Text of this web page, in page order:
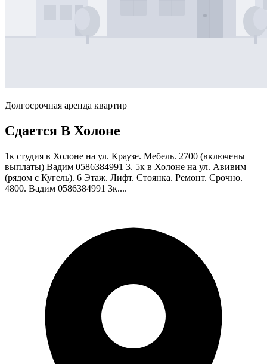
Долгосрочная аренда квартир
Сдается В Холоне
1к студия в Холоне на ул. Краузе. Мебель. 2700 (включены
выплаты) Вадим 0586384991 3. 5к в Холоне на ул. Авивим
(рядом с Кугель). 6 Этаж. Лифт. Стоянка. Ремонт. Срочно.
4800. Вадим 0586384991 3к....